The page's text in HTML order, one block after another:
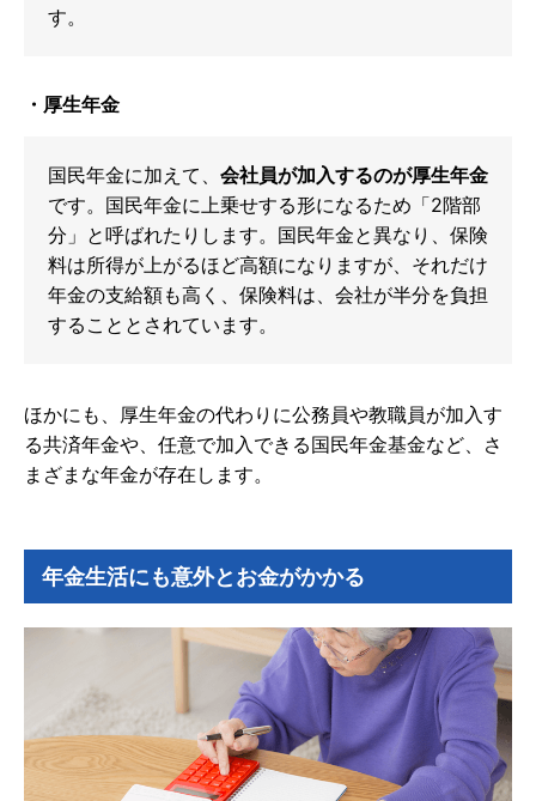
す。
・厚生年金
国民年金に加えて、 会社員が加入するのが厚生年金
です。国民年金に上乗せする形になるため「2階部
分」と呼ばれたりします。国民年金と異なり、保険
料は所得が上がるほど高額になりますが、それだけ
年金の支給額も高く、保険料は、会社が半分を負担
することとされています。
ほかにも、厚生年金の代わりに公務員や教職員が加入す
る共済年金や、任意で加入できる国民年金基金など、さ
まざまな年金が存在します。
年金生活にも意外とお金がかかる